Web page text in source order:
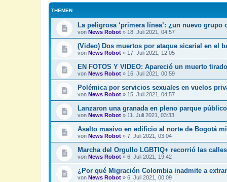
THEMEN
La peligrosa ‘primera línea’: ¿un nuevo
von News Robot » 18. Juli 2021, 04:57
(Video) Dos muertos por ataque sicarial en el
von News Robot » 17. Juli 2021, 12:05
EN FOTOS Y VIDEO: Apareció un muerto
von News Robot » 16. Juli 2021, 00:59
Polémica por servicios sexuales en vuelos
von News Robot » 15. Juli 2021, 04:57
Lanzaron una granada en pleno parque
von News Robot » 11. Juli 2021, 03:33
Asalto masivo en edificio al norte de Bogotá
von News Robot » 7. Juli 2021, 03:04
Marcha del Orgullo LGBTIQ+ recorrió las
von News Robot » 6. Juli 2021, 19:42
¿Por qué Migración Colombia inadmite a
von News Robot » 6. Juli 2021, 00:09